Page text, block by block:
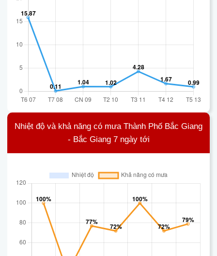
Nhiệt độ và khả năng có mưa Thành Phố Bắc Giang
- Bắc Giang 7 ngày tới